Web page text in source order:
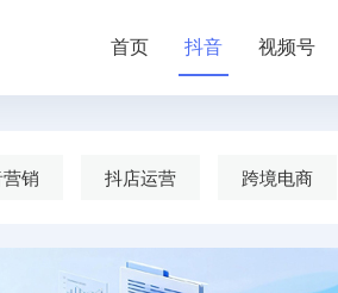
首页 抖音 视频号
销 抖店运营 跨境电商